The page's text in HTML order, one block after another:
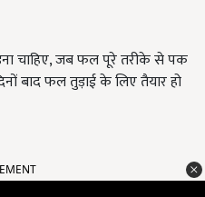
चाहिए, जब फल पूरे तरीके से पक
बाद फल तुड़ाई के लिए तैयार हो